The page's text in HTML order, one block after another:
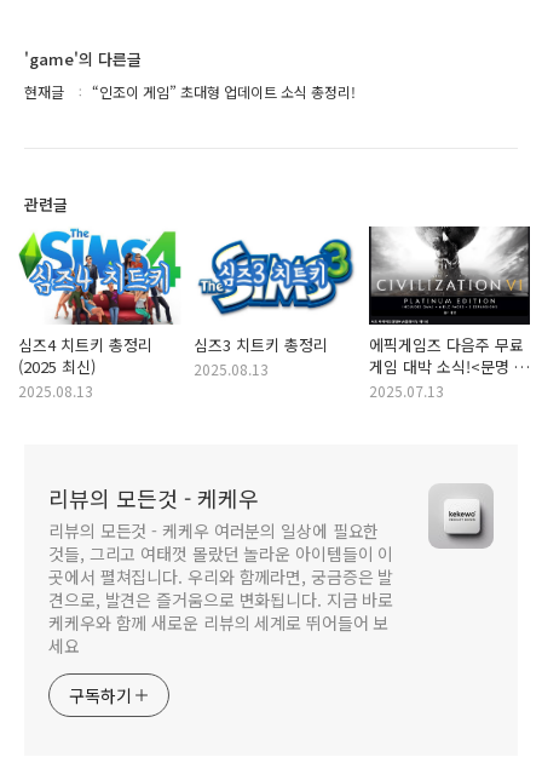
'game'의 다른글
현재글 “인조이 게임” 초대형 업데이트 소식 총정리!
관련글
심즈4 치트키 총정리
(2025 최신)
2025.08.13
심즈3 치트키 총정리
2025.08.13
에픽게임즈 다음주 무료
게임 대박 소식!<문명 6
플래티넘 에디션>이
2025.07.13
리뷰의 모든것 - 케케우
리뷰의 모든것 - 케케우 여러분의 일상에 필요한
것들, 그리고 여태껏 몰랐던 놀라운 아이템들이 이
곳에서 펼쳐집니다. 우리와 함께라면, 궁금증은 발
견으로, 발견은 즐거움으로 변화됩니다. 지금 바로
케케우와 함께 새로운 리뷰의 세계로 뛰어들어 보
세요
구독하기